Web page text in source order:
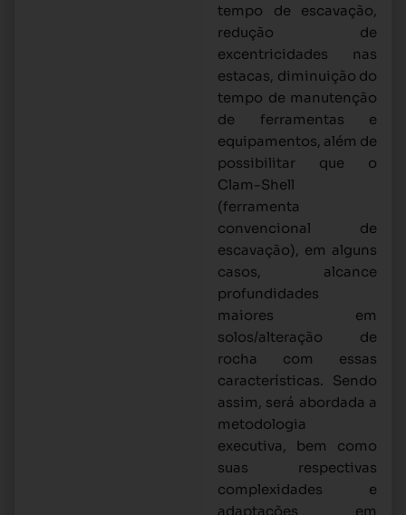
tempo de escavação,
redução de
excentricidades nas
estacas, diminuição do
tempo de manutenção
de ferramentas e
equipamentos, além de
possibilitar que o
Clam-Shell
(ferramenta
convencional de
escavação), em alguns
casos, alcance
profundidades
maiores em
solos/alteração de
rocha com essas
características. Sendo
assim, será abordada a
metodologia
executiva, bem como
suas respectivas
complexidades e
adaptações em